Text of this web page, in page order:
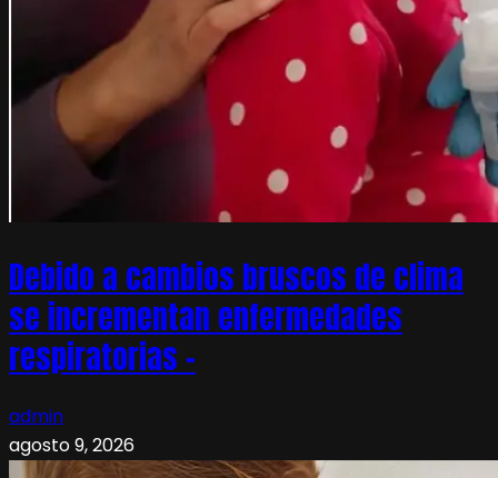
Debido a cambios bruscos de clima
se incrementan enfermedades
respiratorias –
admin
agosto 9, 2026